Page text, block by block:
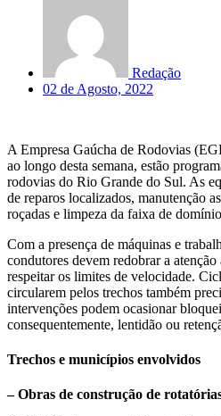
Redação
02 de Agosto, 2022
A Empresa Gaúcha de Rodovias
ao longo desta semana, estão
rodovias do Rio Grande do Sul. As
de reparos localizados, manutenção
roçadas e limpeza da faixa de
Com a presença de máquinas e
condutores devem redobrar a
respeitar os limites de velocidade.
circularem pelos trechos também
intervenções podem ocasionar
consequentemente, lentidão ou
Trechos e municípios envolvidos
– Obras de construção de